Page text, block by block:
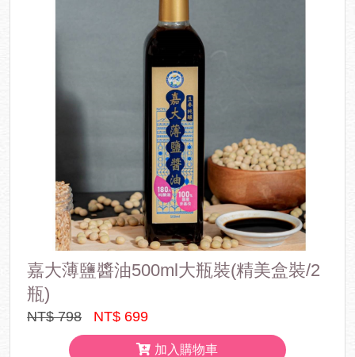
嘉大薄鹽醬油500ml大瓶裝(精美盒裝/2
瓶)
NT$ 798 NT$ 699
加入購物車